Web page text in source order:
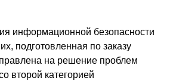
информационной безопасности
подготовленная по заказу
на решение проблем
второй категорией